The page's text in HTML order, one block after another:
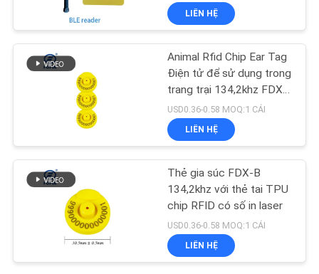
LIÊN HỆ
Animal Rfid Chip Ear Tag
Điện tử để sử dụng trong
trang trại 134,2khz FDX-
B
USD0.36-0.58 MOQ:1 CÁI
LIÊN HỆ
Thẻ gia súc FDX-B
134,2khz với thẻ tai TPU
chip RFID có số in laser
USD0.36-0.58 MOQ:1 CÁI
LIÊN HỆ